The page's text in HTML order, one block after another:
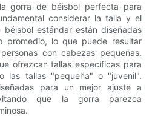
gorra de béisbol perfecta para
considerar la talla y el
estándar están diseñadas
promedio, lo que puede resultar
con cabezas pequeñas.
ofrezcan tallas específicas para
las tallas "pequeña" o "juvenil".
para un mejor ajuste a
que la gorra parezca